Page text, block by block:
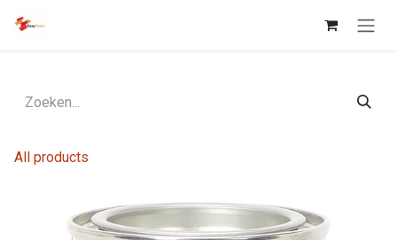
All products